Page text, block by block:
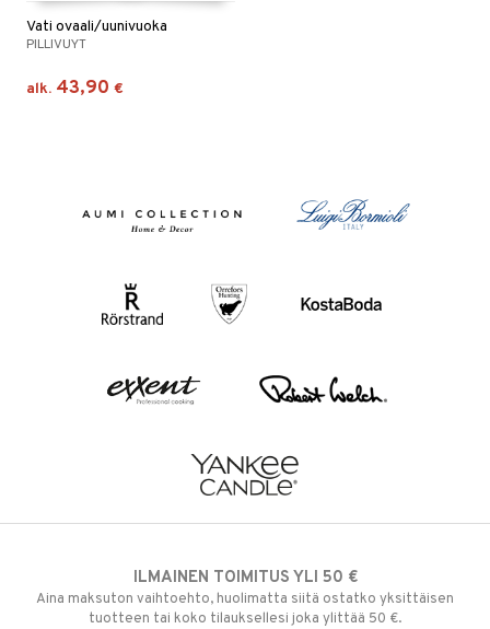
Vati ovaali/uunivuoka
PILLIVUYT
alk. 43,90 €
ILMAINEN TOIMITUS YLI 50 €
Aina maksuton vaihtoehto, huolimatta siitä ostatko yksittäisen
tuotteen tai koko tilauksellesi joka ylittää 50 €.